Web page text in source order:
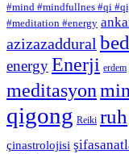
#mind #mindfullnes #qi
#meditation #energy
azizazaddural
energyEnerji erdem
meditasyon
qigong Reiki ruh
çinastrolojisi